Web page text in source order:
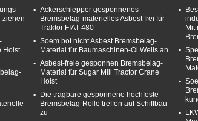
angefertigt
Kostenlose Proben:-
OEM-Produkte:- Ja,
das ist es.
das ist es.
ziehen
Hoist
Ackerschlepper gesponnenes
Bremsbelag-materielles Asbest frei für
Traktor FIAT 480
Soem bot nicht Asbest Bremsbelag-
Material für Baumaschinen-Öl Wells an
Asbest-freie gesponnen Bremsbelag-
Material für Sugar Mill Tractor Crane
Hoist
Die tragbare gesponnene hochfeste
Bremsbelag-Rolle treffen auf Schiffbau
zu
Mit